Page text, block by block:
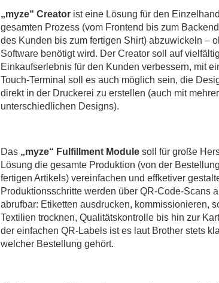
„myze“ Creatorist eine Lösung für den
gesamten Prozess (vom Frontend bis zum
des Kunden bis zum fertigen Shirt) abzuwickeln –
Software benötigt wird. Der Creator soll auf
Einkaufserlebnis für den Kunden verbessern, mit
Touch-Terminal soll es auch möglich sein, die
direkt in der Druckerei zu erstellen (auch mit
unterschiedlichen Designs).
Das „myze“ Fulfillment Module soll für große
Lösung die gesamte Produktion (von der
fertigen Artikels) vereinfachen und effketiver
Produktionsschritte werden über QR-Code-Scans
abrufbar: Etiketten ausdrucken, kommissionieren,
Textilien trocknen, Qualitätskontrolle bis hin zur
der einfachen QR-Labels ist es laut Brother stets
welcher Bestellung gehört.